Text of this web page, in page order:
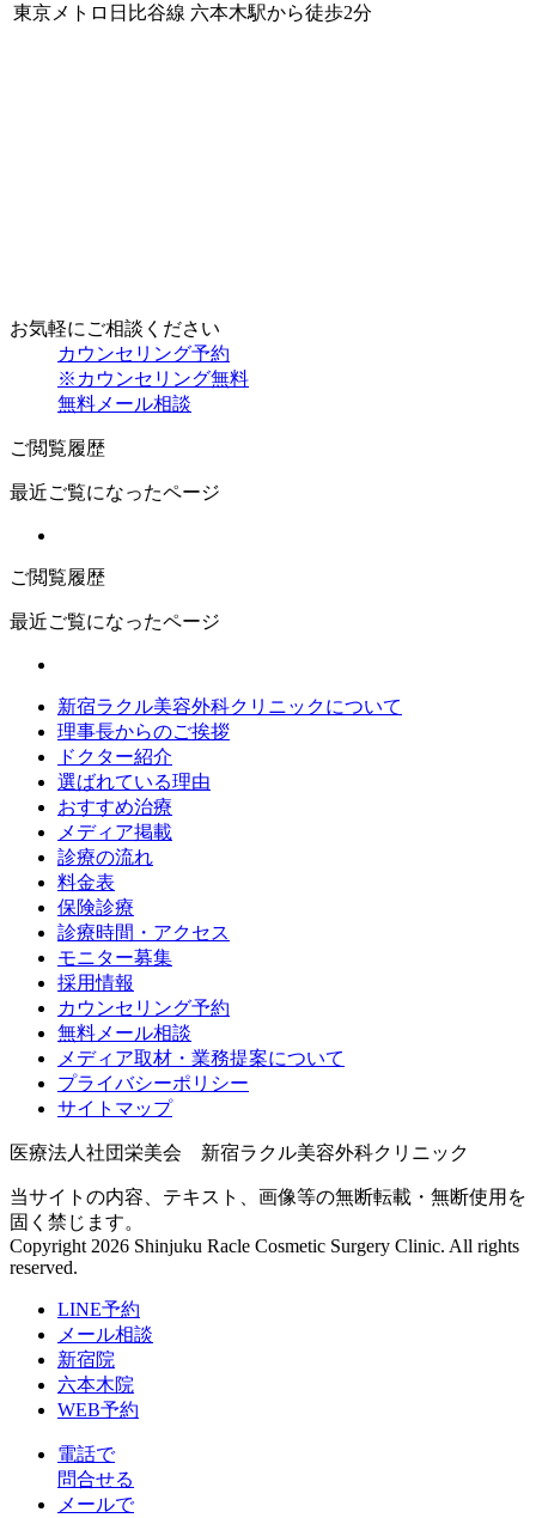
東京メトロ日比谷線 六本木駅から徒歩2分
お気軽にご相談ください
カウンセリング予約
※カウンセリング無料
無料メール相談
ご閲覧履歴
最近ご覧になったページ
ご閲覧履歴
最近ご覧になったページ
新宿ラクル美容外科クリニックについて
理事長からのご挨拶
ドクター紹介
選ばれている理由
おすすめ治療
メディア掲載
診療の流れ
料金表
保険診療
診療時間・アクセス
モニター募集
採用情報
カウンセリング予約
無料メール相談
メディア取材・業務提案について
プライバシーポリシー
サイトマップ
医療法人社団栄美会 新宿ラクル美容外科クリニック
当サイトの内容、テキスト、画像等の無断転載・無断使用を
固く禁じます。
Copyright 2026 Shinjuku Racle Cosmetic Surgery Clinic. All rights
reserved.
LINE予約
メール相談
新宿院
六本木院
WEB予約
電話で
問合せる
メールで